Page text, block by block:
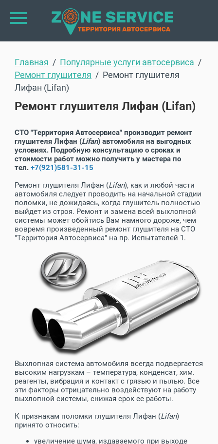
Главная
  /
Популярные услуги автосервиса
Ремонт глушителя
  /  Ремонт глушителя
Лифан (Lifan)
Ремонт глушителя Лифан (Lifan)
СТО "Территория Автосервиса" производит ремонт
глушителя Лифан (Lifan) автомобиля на выгодных
условиях. Подробную консультацию о сроках и
стоимости работ можно получить у мастера по
тел. +7(921)581-31-15
Ремонт глушителя Лифан (Lifan), как и любой части
автомобиля следует проводить на начальной стадии
поломки, не дожидаясь, когда глушитель полностью
выйдет из строя. Ремонт и замена всей выхлопной
системы может обойтись Вам намного дороже, чем
вовремя произведенный ремонт глушителя на СТО
"Территория Автосервиса" на пр. Испытателей 1.
Выхлопная система автомобиля всегда подвергается
высоким нагрузкам – температура, конденсат, хим.
реагенты, вибрация и контакт с грязью и пылью. Все
эти факторы отрицательно воздействуют на работу
выхлопной системы, снижая срок ее работы.
К признакам поломки глушителя Лифан (Lifan)
принято относить:
увеличение шума, издаваемого при выходе